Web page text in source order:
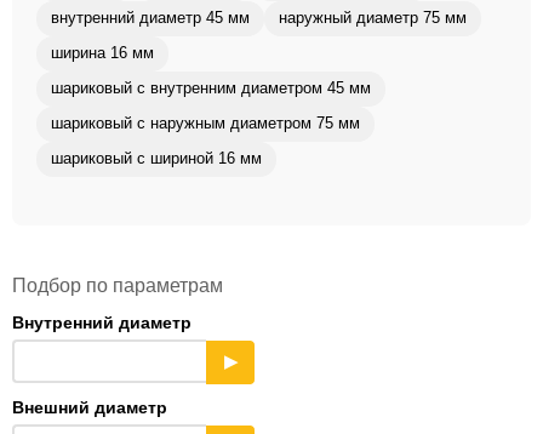
внутренний диаметр 45 мм наружный диаметр 75 мм
ширина 16 мм
шариковый с внутренним диаметром 45 мм
шариковый с наружным диаметром 75 мм
шариковый с шириной 16 мм
Подбор по параметрам
Внутренний диаметр
▶
Внешний диаметр